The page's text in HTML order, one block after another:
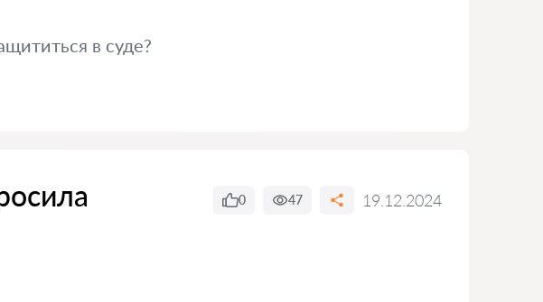
в суде?
0 47 19.12.2024